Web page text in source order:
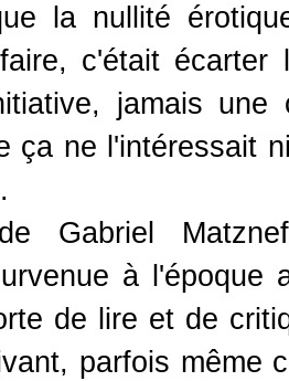
la nullité
c'était
jamais
ça ne l'intéressait
Gabriel
à l'époque
de lire et de
parfois même